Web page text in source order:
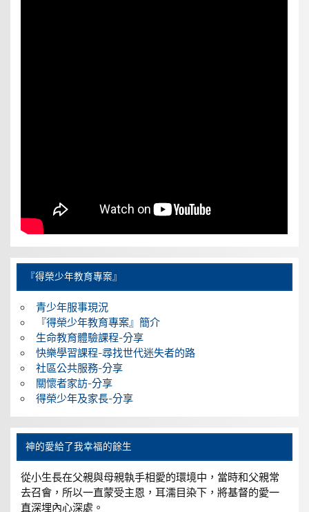
『得榮少年教育專案』
青少年服事現況
『得榮少年教育專案』簡介
生命教育體驗課程-分享
快樂學習課程-尋找世代迷失者的路
社區公共服務-分享
關懷者家訪-分享
得榮少年及家長-分享
神的愛給了我幸福的餘生
從小生長在父親與母親執手相愛的環境中，當時和父親常
去召會，所以一直蒙受主恩，耳濡目染下，將基督的愛一
直深埋內心深處。